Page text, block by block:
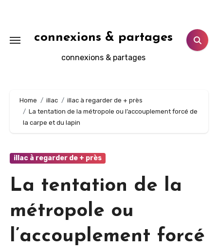
principal
connexions & partages
connexions & partages
Home illac
illac à regarder de + près
La tentation de la métropole ou l’accouplement forcé de
la carpe et du lapin
illac à regarder de + près
La tentation de la
métropole ou
l’accouplement forcé